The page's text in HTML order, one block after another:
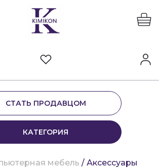
СТАТЬ ПРОДАВЦОМ
КАТЕГОРИЯ
мебель / Аксессуары